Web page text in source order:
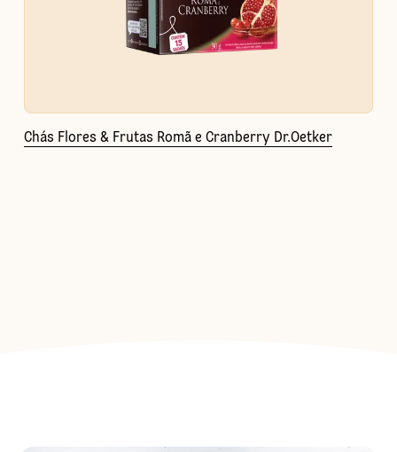
Chás Flores & Frutas Romã e Cranberry Dr.Oetker